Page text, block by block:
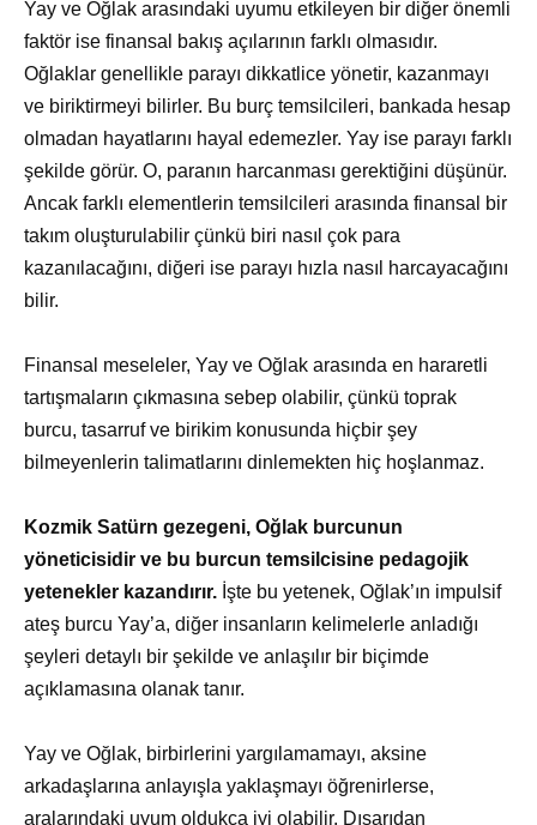
Yay ve Oğlak arasındaki uyumu etkileyen bir diğer önemli
faktör ise finansal bakış açılarının farklı olmasıdır.
Oğlaklar genellikle parayı dikkatlice yönetir, kazanmayı
ve biriktirmeyi bilirler. Bu burç temsilcileri, bankada hesap
olmadan hayatlarını hayal edemezler. Yay ise parayı farklı
şekilde görür. O, paranın harcanması gerektiğini düşünür.
Ancak farklı elementlerin temsilcileri arasında finansal bir
takım oluşturulabilir çünkü biri nasıl çok para
kazanılacağını, diğeri ise parayı hızla nasıl harcayacağını
bilir.
Finansal meseleler, Yay ve Oğlak arasında en hararetli
tartışmaların çıkmasına sebep olabilir, çünkü toprak
burcu, tasarruf ve birikim konusunda hiçbir şey
bilmeyenlerin talimatlarını dinlemekten hiç hoşlanmaz.
Kozmik Satürn gezegeni, Oğlak burcunun
yöneticisidir ve bu burcun temsilcisine pedagojik
yetenekler kazandırır. İşte bu yetenek, Oğlak’ın impulsif
ateş burcu Yay’a, diğer insanların kelimelerle anladığı
şeyleri detaylı bir şekilde ve anlaşılır bir biçimde
açıklamasına olanak tanır.
Yay ve Oğlak, birbirlerini yargılamamayı, aksine
arkadaşlarına anlayışla yaklaşmayı öğrenirlerse,
aralarındaki uyum oldukça iyi olabilir. Dışarıdan